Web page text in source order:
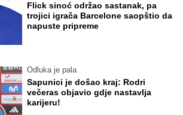
Flick sinoć održao sastanak, pa
trojici igrača Barcelone saopštio da
napuste pripreme
Odluka je pala
Sapunici je došao kraj: Rodri
večeras objavio gdje nastavlja
karijeru!